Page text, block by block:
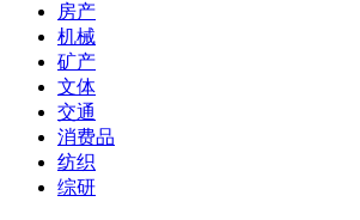
房产
机械
矿产
文体
交通
消费品
纺织
综研